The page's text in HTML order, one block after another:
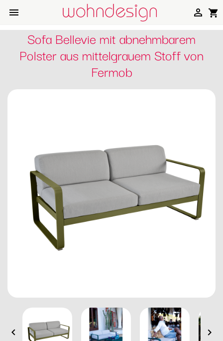
 shopping_cart

Sofa Bellevie mit abnehmbarem
Polster aus mittelgrauem Stoff von
Fermob
 